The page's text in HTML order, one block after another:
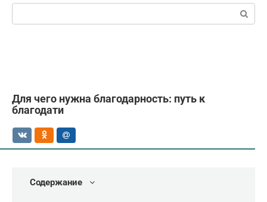
Поиск:
Для чего нужна благодарность: путь к
благодати
Содержание